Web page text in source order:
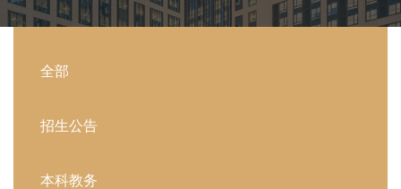
全部
招生公告
本科教务